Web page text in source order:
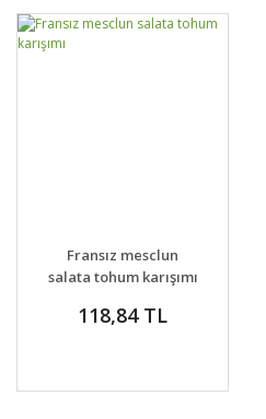
DETAYLAR SEPETE EKLE
Fransız mesclun
salata tohum karışımı
118,84 TL